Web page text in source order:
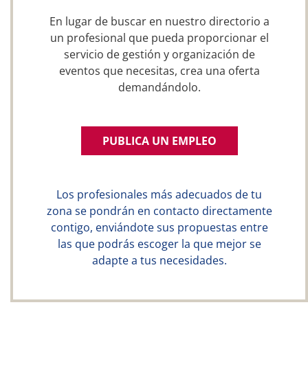
En lugar de buscar en nuestro directorio a
un profesional que pueda proporcionar el
servicio de gestión y organización de
eventos que necesitas, crea una oferta
demandándolo.
PUBLICA UN EMPLEO
Los profesionales más adecuados de tu
zona se pondrán en contacto directamente
contigo, enviándote sus propuestas entre
las que podrás escoger la que mejor se
adapte a tus necesidades.